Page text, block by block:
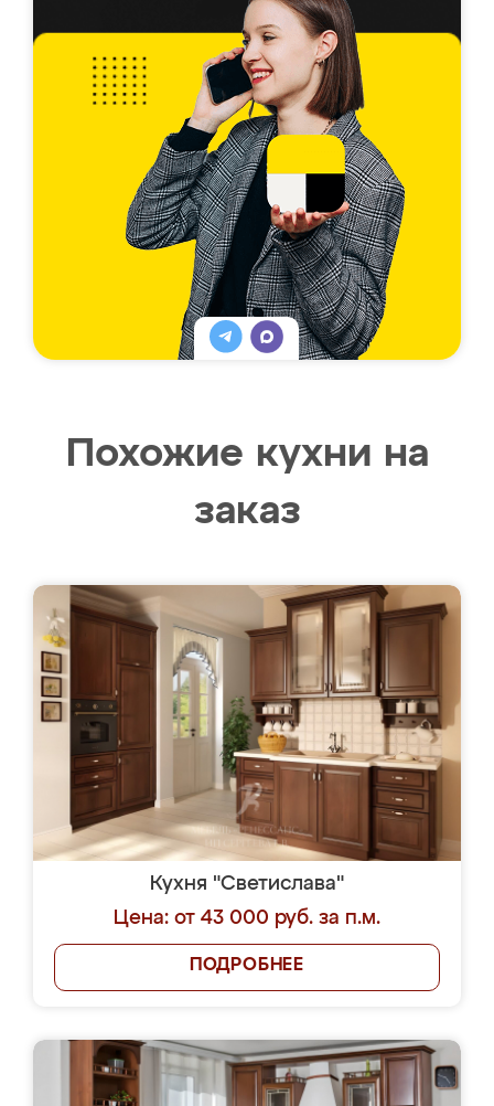
Похожие кухни на
заказ
Кухня "Светислава"
Цена: от 43 000 руб. за п.м.
ПОДРОБНЕЕ